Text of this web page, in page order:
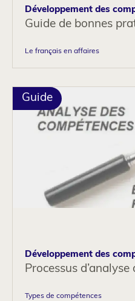
Développement des
Guide de bonnes
Le français en affaires
Guide
Développement des
Processus
Types de compétences